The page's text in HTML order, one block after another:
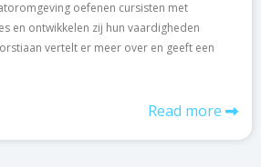
oefenen cursisten met
en ontwikkelen zij hun vaardigheden
vertelt er meer over en geeft een
Read more